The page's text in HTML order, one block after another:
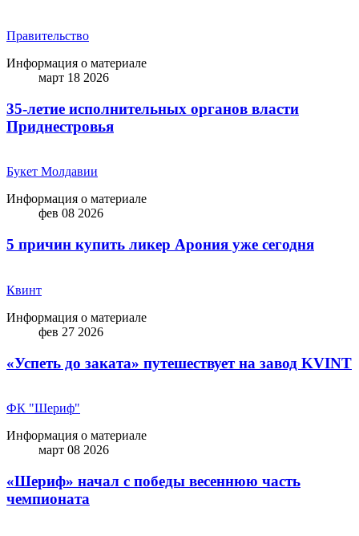
Правительство
Информация о материале
март 18 2026
35-летие исполнительных органов власти
Приднестровья
Букет Молдавии
Информация о материале
фев 08 2026
5 причин купить ликep Арония уже сегодня
Квинт
Информация о материале
фев 27 2026
«Успеть до заката» путешествует на завод KVINT
ФК "Шериф"
Информация о материале
март 08 2026
«Шериф» начал с победы весеннюю часть
чемпионата